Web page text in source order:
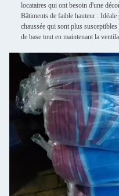
locataires qui ont besoin d'une
Bâtiments de faible hauteur :
chaussée qui sont plus
de base tout en maintenant la